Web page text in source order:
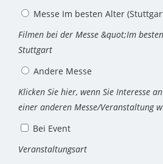
Messe Im besten Alter
Filmen bei der Messe &quot;Im
Stuttgart
Andere Messe
Klicken Sie hier, wenn Sie Interesse
einer anderen Messe/Veranstaltung
Bei Event
Veranstaltungsart